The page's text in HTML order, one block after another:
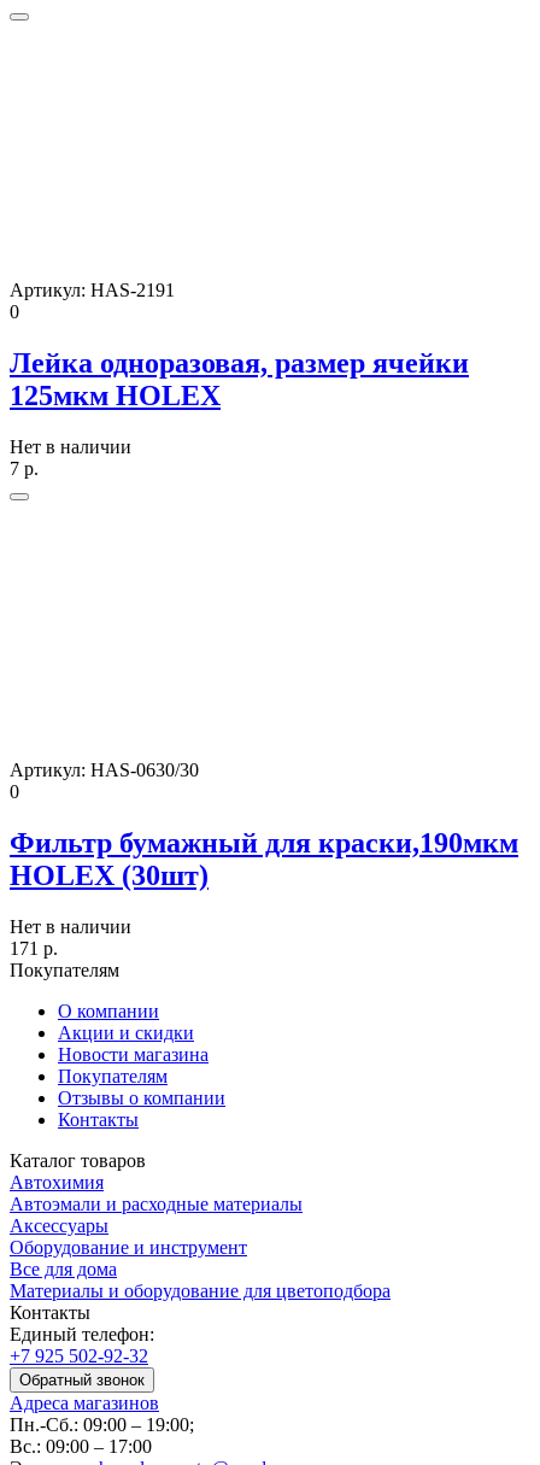
Артикул: HAS-2191
0
Лейка одноразовая, размер ячейки
125мкм HOLEX
Нет в наличии
7 р.
Артикул: HAS-0630/30
0
Фильтр бумажный для краски,190мкм
HOLEX (30шт)
Нет в наличии
171 р.
Покупателям
О компании
Акции и скидки
Новости магазина
Покупателям
Отзывы о компании
Контакты
Каталог товаров
Автохимия
Автоэмали и расходные материалы
Аксессуары
Оборудование и инструмент
Все для дома
Материалы и оборудование для цветоподбора
Контакты
Единый телефон:
+7 925 502-92-32
Обратный звонок
Адреса магазинов
Пн.-Сб.: 09:00 – 19:00;
Вс.: 09:00 – 17:00